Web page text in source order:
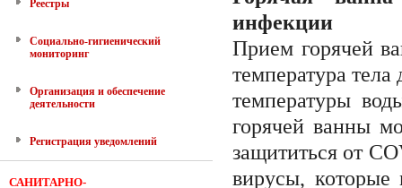
Реестры
Социально-гигиенический
мониторинг
Организация и обеспечение
деятельности
Регистрация уведомлений
САНИТАРНО-
инфекции
Прием горячей
температура
температуры
горячей ванны
защититься от
вирусы, которые